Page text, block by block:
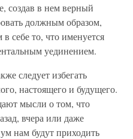
создав в нем верный
должным образом,
себе то, что именуется
уединением.
следует избегать
настоящего и будущего.
мысли о том, что
вчера или даже
нам будут приходить